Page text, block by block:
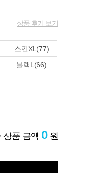
상품 후기 보기
스킨XL(77)
블랙L(66)
상품 금액 0 원